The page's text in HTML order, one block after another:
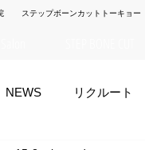
ステップボーンカットトーキョー
NEWS リクルート